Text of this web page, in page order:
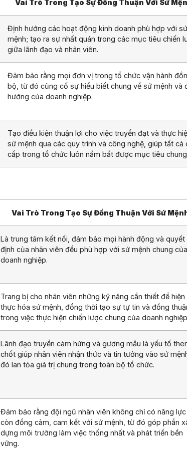
Vai Trò Trong Tạo Sự Đồng Thuận Với Sứ
Định hướng các hoạt động kinh doanh phù hợp với sứ
mệnh; tạo ra sự nhất quán trong các mục tiêu chiến
giữa lãnh đạo và nhân viên.
Đảm bảo rằng mọi đơn vị trong tổ chức vận hành
bộ, từ đó củng cố sự hiểu biết chung về sứ mệnh và
hướng của doanh nghiệp.
Tạo điều kiện thuận lợi cho việc truyền đạt và thực
sứ mệnh qua các quy trình và công nghệ, giúp tất cả
cấp trong tổ chức luôn nắm bắt được mục tiêu
Vai Trò Trong Tạo Sự Đồng Thuận Với Sứ
Là trung tâm kết nối, đảm bảo mọi hành động và quyết
định của nhân viên đều phù hợp với sứ mệnh chung của
doanh nghiệp.
Trang bị cho nhân viên những kỹ năng cần thiết để hiện
thực hóa sứ mệnh, đồng thời tạo sự tự tin và đồng
trong việc thực hiện chiến lược chung của doanh
Lãnh đạo truyền cảm hứng và gương mẫu là yếu tố
chốt giúp nhân viên nhận thức và tin tưởng vào sứ
đó lan tỏa giá trị chung trong toàn bộ tổ chức.
Đảm bảo rằng đội ngũ nhân viên không chỉ có năng lực
còn đồng cảm, cam kết với sứ mệnh, từ đó góp phần
dựng môi trường làm việc thống nhất và phát triển bền
vững.